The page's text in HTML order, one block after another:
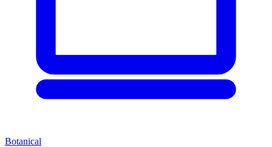
Botanical